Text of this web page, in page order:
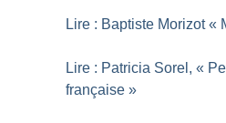
Lire : Baptiste Morizot «
Lire : Patricia Sorel, «
française »